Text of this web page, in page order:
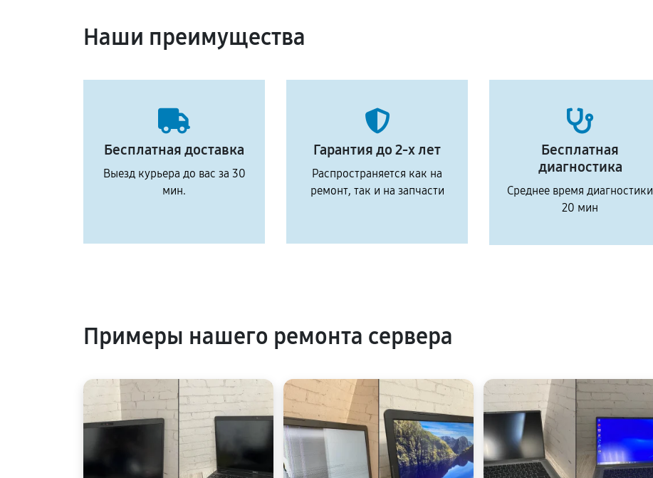
Наши преимущества
Бесплатная доставка
Выезд курьера до вас за 30
мин.
Гарантия до 2-х лет
Распространяется как на
ремонт, так и на запчасти
Бесплатная
диагностика
Среднее время диагностики
20 мин
Примеры нашего ремонта сервера